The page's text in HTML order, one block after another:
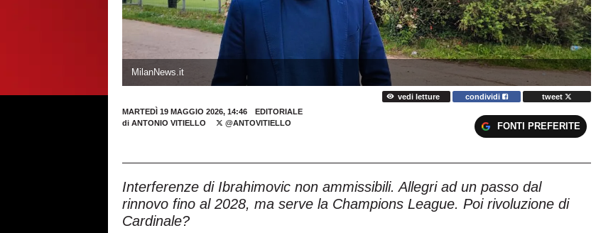
MilanNews.it
vedi letture condividi
tweet
MARTEDÌ 19 MAGGIO 2026, 14:46
EDITORIALE
di ANTONIO VITIELLO @ANTOVITIELLO FONTI PREFERITE
Interferenze di Ibrahimovic non ammissibili. Allegri ad un passo dal
rinnovo fino al 2028, ma serve la Champions League. Poi rivoluzione di
Cardinale?